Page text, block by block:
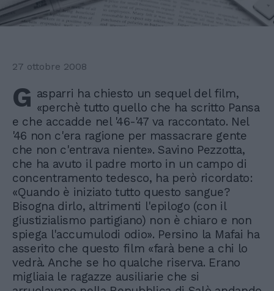
27 ottobre 2008
G asparri ha chiesto un sequel del film,
«perchè tutto quello che ha scritto Pansa
e che accadde nel '46-'47 va raccontato. Nel
'46 non c'era ragione per massacrare gente
che non c'entrava niente». Savino Pezzotta,
che ha avuto il padre morto in un campo di
concentramento tedesco, ha però ricordato:
«Quando è iniziato tutto questo sangue?
Bisogna dirlo, altrimenti l'epilogo (con il
giustizialismo partigiano) non è chiaro e non
spiega l'accumulodi odio». Persino la Mafai ha
asserito che questo film «farà bene a chi lo
vedrà. Anche se ho qualche riserva. Erano
migliaia le ragazze ausiliarie che si